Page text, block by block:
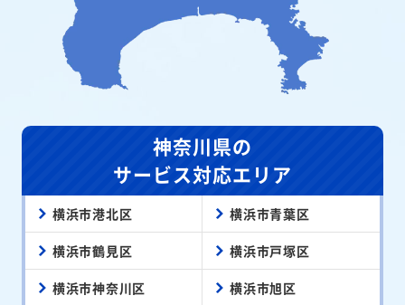
神奈川県の
サービス対応エリア
横浜市港北区 横浜市青葉区
横浜市鶴見区 横浜市戸塚区
横浜市神奈川区 横浜市旭区